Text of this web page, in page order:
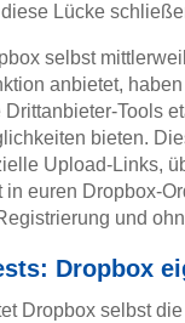
Lücke
selbst
anbietet,
Drittanbieter-Tools
bieten.
Upload-Links,
in euren Dropbox-
und
Dropbox
Dropbox selbst die